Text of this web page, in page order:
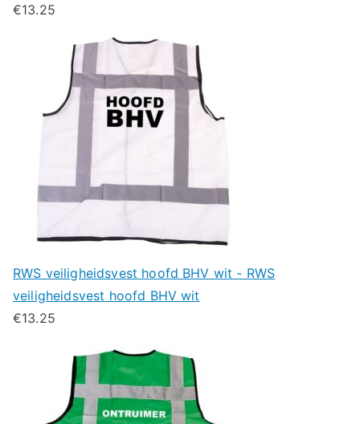
€13.25
RWS veiligheidsvest hoofd BHV wit - RWS
veiligheidsvest hoofd BHV wit
€13.25